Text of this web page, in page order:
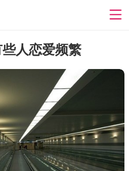
人恋爱频繁